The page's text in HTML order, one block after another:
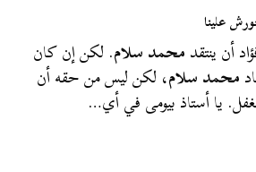
علينا
أن ينتقدمحمد سلام. لكن إن كان
محمد سلام، لكن ليس من حقه أن
يا أستاذ بيومى في أي…